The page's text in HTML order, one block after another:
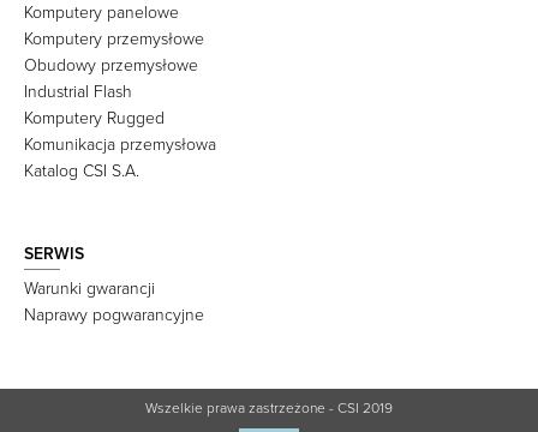
Komputery panelowe
Komputery przemysłowe
Obudowy przemysłowe
Industrial Flash
Komputery Rugged
Komunikacja przemysłowa
Katalog CSI S.A.
SERWIS
Warunki gwarancji
Naprawy pogwarancyjne
Wszelkie prawa zastrzeżone - CSI 2019